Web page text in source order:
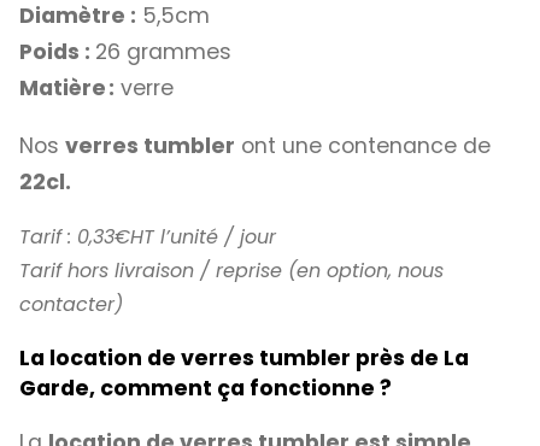
Diamètre : 5,5cm
Poids : 26 grammes
Matière : verre
Nos verres tumbler ont une contenance de
22cl.
Tarif : 0,33€HT l’unité / jour
Tarif hors livraison / reprise (en option, nous
contacter)
La location de verres tumbler près de La
Garde, comment ça fonctionne ?